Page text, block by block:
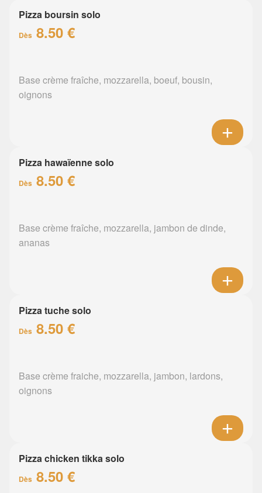
Pizza boursin solo
Dès 8.50 €
Base crème fraîche, mozzarella, boeuf, bousin,
oignons
Pizza hawaïenne solo
Dès 8.50 €
Base crème fraîche, mozzarella, jambon de dinde,
ananas
Pizza tuche solo
Dès 8.50 €
Base crème fraiche, mozzarella, jambon, lardons,
oignons
Pizza chicken tikka solo
Dès 8.50 €